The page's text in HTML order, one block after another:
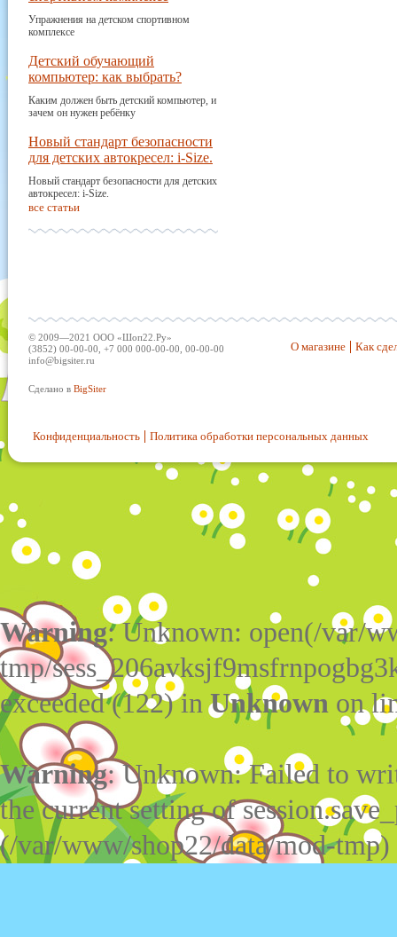
Упражнения на детском спортивном
комплексе
Детский обучающий
компьютер: как выбрать?
Каким должен быть детский компьютер, и
зачем он нужен ребёнку
Новый стандарт безопасности
для детских автокресел: i-Size.
Новый стандарт безопасности для детских
автокресел: i-Size.
все статьи
© 2009—2021 ООО «Шоп22.Ру»
(3852) 00-00-00, +7 000 000-00-00, 00-00-00
info@bigsiter.ru
Сделано в BigSiter
О магазине Как
Конфиденциальность Политика обработки персональных данных
Warning: Unknown: open(/var/
tmp/
exceeded (122) inUnknown on
Warning: Unknown: Failed to
the current setting of
(/var/www/shop22/data/mod-